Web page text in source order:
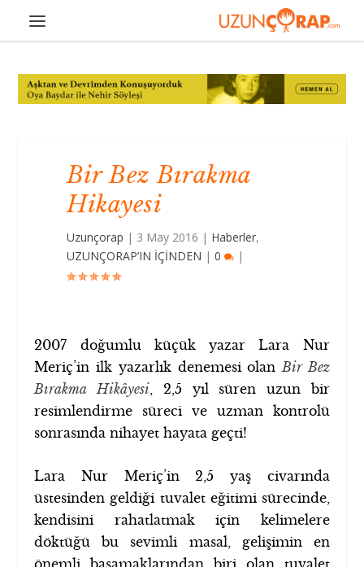
Bir Bez Bırakma
Hikayesi
Uzunçorap | 3 May 2016 | Haberler,
UZUNÇORAP’IN İÇİNDEN |0 |
2007 doğumlu küçük yazar Lara Nur
Meriç’in ilk yazarlık denemesi olanBir Bez
Bırakma Hikâyesi, 2,5 yıl süren uzun bir
resimlendirme süreci ve uzman kontrolü
sonrasında nihayet hayata geçti!
Lara Nur Meriç’in 2,5 yaş civarında
üstesinden geldiği tuvalet eğitimi sürecinde,
kendisini rahatlatmak için kelimelere
döktüğü bu sevimli masal, gelişimin en
önemli basamaklarından biri olan tuvalet